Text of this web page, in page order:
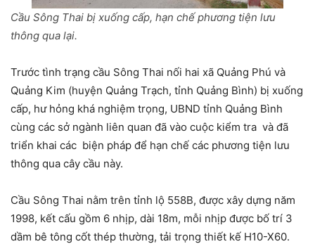
Cầu Sông Thai bị xuống cấp, hạn chế phương tiện lưu
thông qua lại.
Trước tình trạng cầu Sông Thai nối hai xã Quảng Phú và
Quảng Kim (huyện Quảng Trạch, tỉnh Quảng Bình) bị xuống
cấp, hư hỏng khá nghiệm trọng, UBND tỉnh Quảng Bình
cùng các sở ngành liên quan đã vào cuộc kiểm tra và đã
triển khai các biện pháp để hạn chế các phương tiện lưu
thông qua cây cầu này.
Cầu Sông Thai nằm trên tỉnh lộ 558B, được xây dựng năm
1998, kết cấu gồm 6 nhịp, dài 18m, mỗi nhịp được bố trí 3
dầm bê tông cốt thép thường, tải trọng thiết kế H10-X60.